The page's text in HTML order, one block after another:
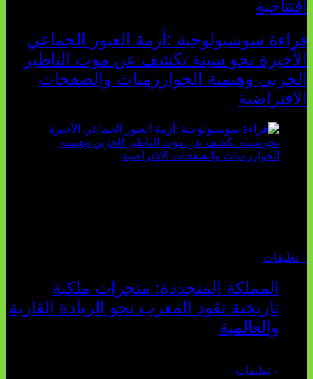
افتتاحية
قراءة سوسيولوجية :أزمة العبور الجماعي
الأخيرة نحو سبتة تكشف عن موت التاطير
الحزبي وهيمنة الخوارزميات والصفحات
الافتراضية
٠ تعليقات
المملكة المتجددة: منجزات ملكية
تاريخية تقود المغرب نحو الريادة القارية
والعالمية
٠ تعليقات